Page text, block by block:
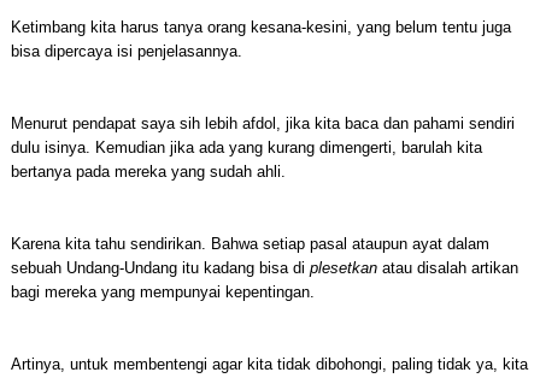
Ketimbang kita harus tanya orang kesana-kesini, yang belum tentu juga
bisa dipercaya isi penjelasannya.
Menurut pendapat saya sih lebih afdol, jika kita baca dan pahami sendiri
dulu isinya. Kemudian jika ada yang kurang dimengerti, barulah kita
bertanya pada mereka yang sudah ahli.
Karena kita tahu sendirikan. Bahwa setiap pasal ataupun ayat dalam
sebuah Undang-Undang itu kadang bisa di plesetkanatau disalah artikan
bagi mereka yang mempunyai kepentingan.
Artinya, untuk membentengi agar kita tidak dibohongi, paling tidak ya, kita